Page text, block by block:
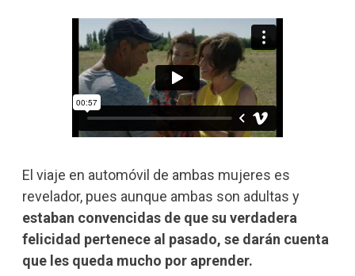
El viaje en automóvil de ambas mujeres es
revelador, pues aunque ambas son adultas y
estaban convencidas de que su verdadera
felicidad pertenece al pasado, se darán cuenta
que les queda mucho por aprender.